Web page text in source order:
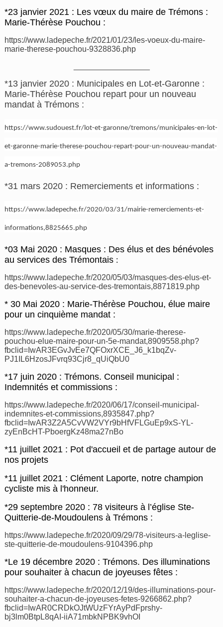
*23 janvier 2021 : Les vœux du maire de Trémons :
Marie-Thérèse Pouchou :
https://www.ladepeche.fr/2021/01/23/les-voeux-du-maire-
marie-therese-pouchou-9328836.php
*13 janvier 2020 : Municipales en Lot-et-Garonne :
Marie-Thérèse Pouchou repart pour un nouveau
mandat à Trémons :
https://www.sudouest.fr/lot-et-garonne/tremons/municipales-en-lot-
et-garonne-marie-therese-pouchou-repart-pour-un-nouveau-mandat-
a-tremons-2089053.php
*31 mars 2020 : Remerciements et informations :
https://www.ladepeche.fr/2020/03/31/mairie-remerciements-et-
informations,8825665.php
*03 Mai 2020 : Masques : Des élus et des bénévoles
au services des Trémontais :
https://www.ladepeche.fr/2020/05/03/masques-des-elus-et-
des-benevoles-au-service-des-tremontais,8871819.php
* 30 Mai 2020 : Marie-Thérèse Pouchou, élue maire
pour un cinquième mandat :
https://www.ladepeche.fr/2020/05/30/marie-therese-
pouchou-elue-maire-pour-un-5e-mandat,8909558.php?
fbclid=IwAR3EGvJvEe7QFOxrXCE_J6_k1bqZv-
PJ1IL6HzosJFvrq93Cjr8_qUiQbU0
*17 juin 2020 : Trémons. Conseil municipal :
Indemnités et commissions :
https://www.ladepeche.fr/2020/06/17/conseil-municipal-
indemnites-et-commissions,8935847.php?
fbclid=IwAR3Z2A5CvVW2VYr9bHfVFLGuEp9xS-YL-
zyEnBcHT-PboergKz48ma27nBo
*11 juillet 2021 : Pot d'accueil et de partage autour de
nos projets
*11 juillet 2021 : Clément Laporte, notre champion
cycliste mis à l'honneur.
*29 septembre 2020 : 78 visiteurs à l’église Ste-
Quitterie-de-Moudoulens à Trémons :
https://www.ladepeche.fr/2020/09/29/78-visiteurs-a-leglise-
ste-quitterie-de-moudoulens-9104396.php
*Le 19 décembre 2020 : Trémons. Des illuminations
pour souhaiter à chacun de joyeuses fêtes :
https://www.ladepeche.fr/2020/12/19/des-illuminations-pour-
souhaiter-a-chacun-de-joyeuses-fetes-9266862.php?
fbclid=IwAR0CRDkOJtWUzFYrAyPdFprshy-
bj3lm0BtpL8qAI-iiA71mbkNPBK9vhOI